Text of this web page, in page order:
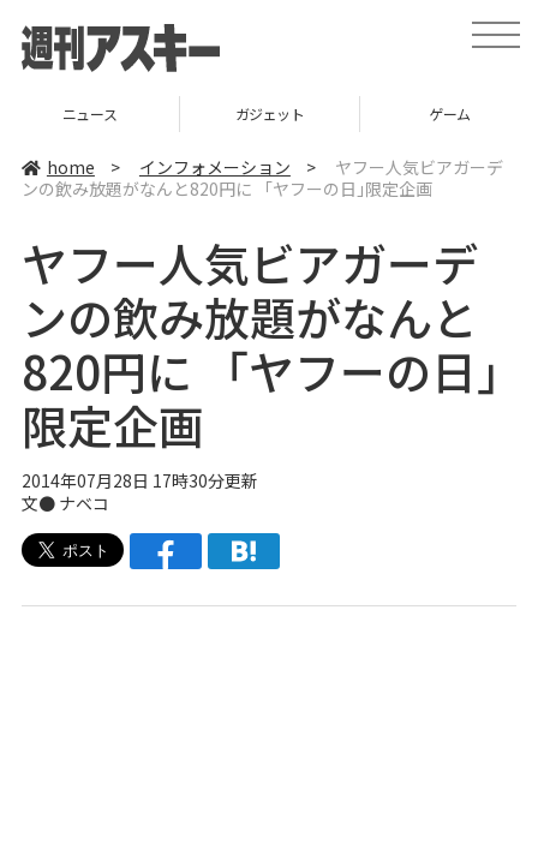
t
o
a
v
ニュース ガジェット ゲーム
home > インフォメーション >
ヤフー人気ビアガーデ
ンの飲み放題がなんと820円に 「ヤフーの日｣限定企画
ヤフー人気ビアガーデ
ンの飲み放題がなんと
820円に 「ヤフーの日｣
限定企画
2014年07月28日 17時30分更新
文● ナベコ